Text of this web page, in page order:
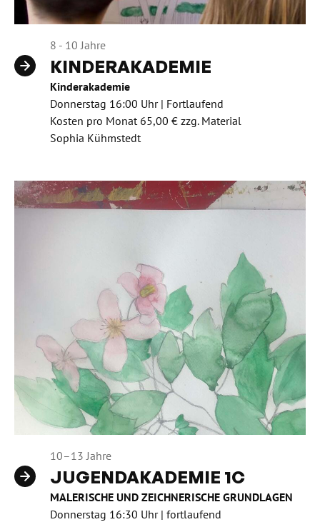
8 - 10 Jahre
KINDERAKADEMIE
Kinderakademie
Donnerstag 16:00 Uhr | Fortlaufend
Kosten pro Monat 65,00 € zzg. Material
Sophia Kühmstedt
10–13 Jahre
JUGENDAKADEMIE 1C
MALERISCHE UND ZEICHNERISCHE GRUNDLAGEN
Donnerstag 16:30 Uhr | fortlaufend